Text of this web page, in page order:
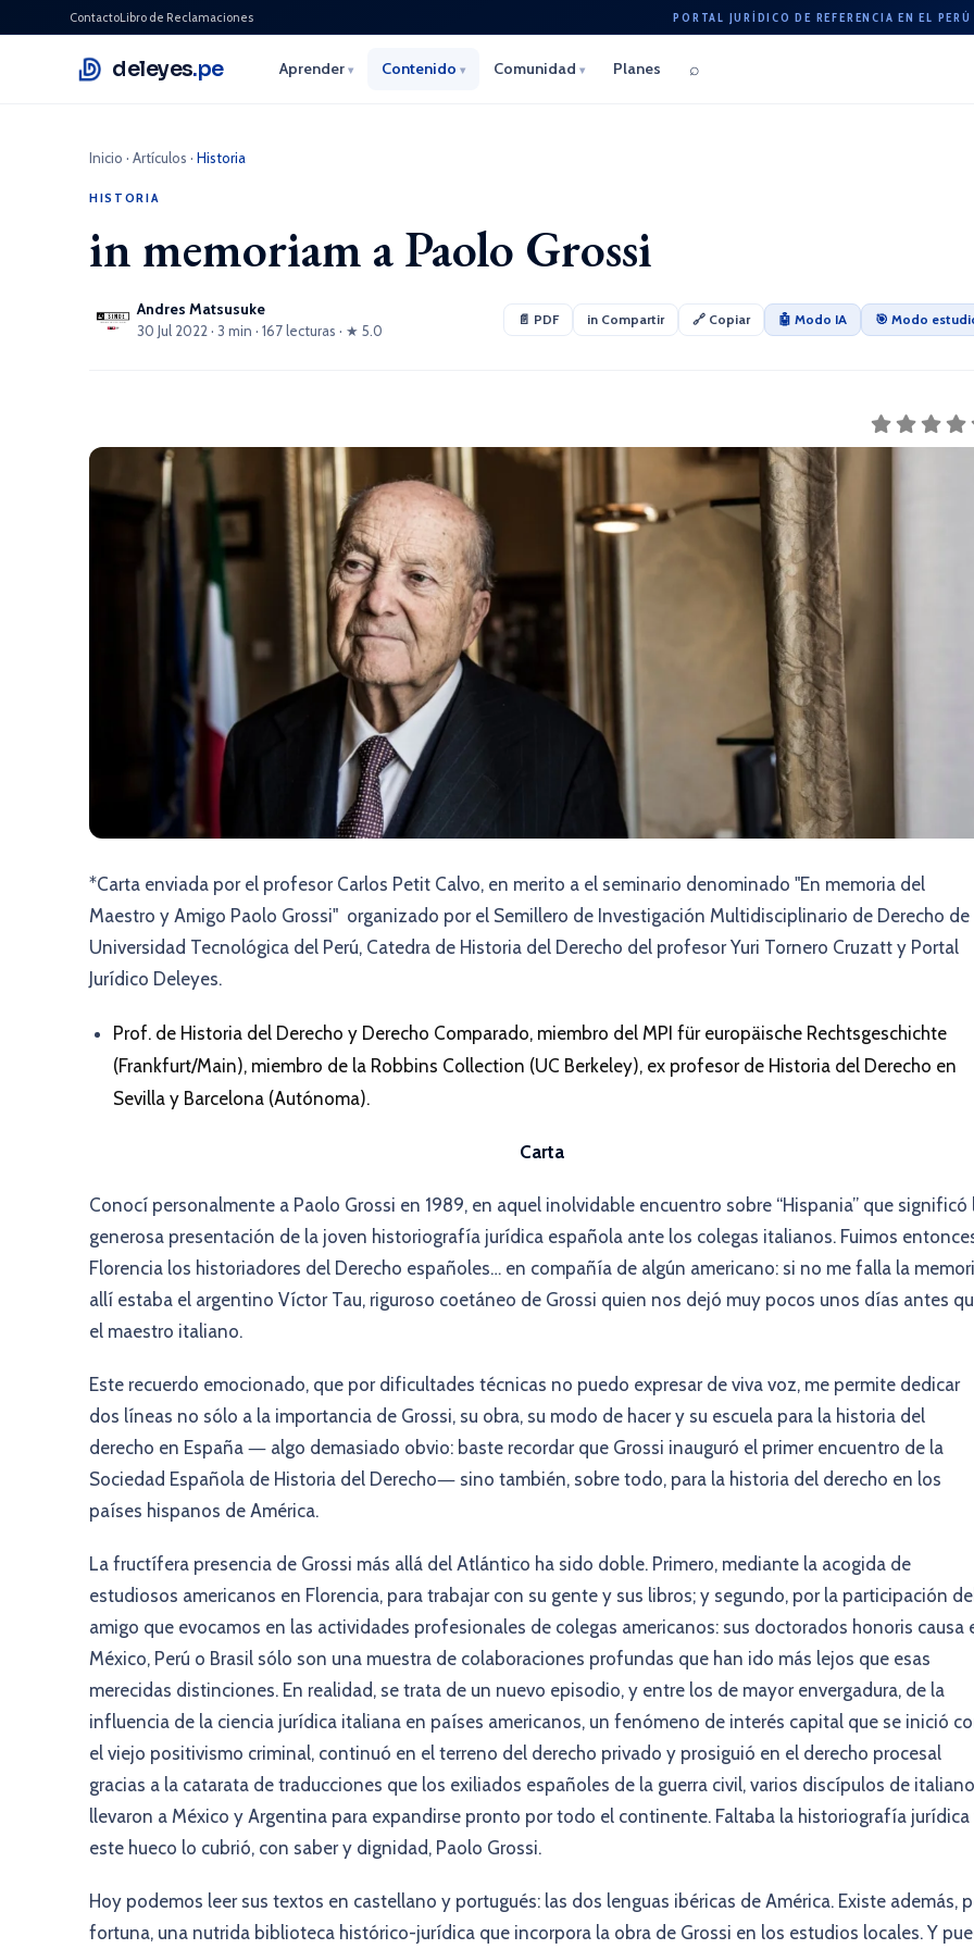
ContactoLibro de Reclamaciones PORTAL JURÍDICO DE REFERENCIA EN EL PERÚ
deleyes.pe Aprender ▾ Contenido ▾ Comunidad ▾ Planes ⌕
Inicio · Artículos · Historia
HISTORIA
in memoriam a Paolo Grossi
Andres Matsusuke
30 Jul 2022 · 3 min · 167 lecturas · ★ 5.0
📄 PDF in Compartir 🔗 Copiar 🤖 Modo IA 🎯 Modo
*Carta enviada por el profesor Carlos Petit Calvo, en merito a el seminario denominado "En memoria del
Maestro y Amigo Paolo Grossi" organizado por el Semillero de Investigación Multidisciplinario de Derecho de
Universidad Tecnológica del Perú, Catedra de Historia del Derecho del profesor Yuri Tornero Cruzatt y Portal
Jurídico Deleyes.
Prof. de Historia del Derecho y Derecho Comparado, miembro del MPI für europäische Rechtsgeschichte
(Frankfurt/Main), miembro de la Robbins Collection (UC Berkeley), ex profesor de Historia del Derecho en
Sevilla y Barcelona (Autónoma).
Carta
Conocí personalmente a Paolo Grossi en 1989, en aquel inolvidable encuentro sobre “Hispania” que significó
generosa presentación de la joven historiografía jurídica española ante los colegas italianos. Fuimos
Florencia los historiadores del Derecho españoles… en compañía de algún americano: si no me falla la
allí estaba el argentino Víctor Tau, riguroso coetáneo de Grossi quien nos dejó muy pocos unos días antes
el maestro italiano.
Este recuerdo emocionado, que por dificultades técnicas no puedo expresar de viva voz, me permite dedicar
dos líneas no sólo a la importancia de Grossi, su obra, su modo de hacer y su escuela para la historia del
derecho en España ― algo demasiado obvio: baste recordar que Grossi inauguró el primer encuentro de la
Sociedad Española de Historia del Derecho― sino también, sobre todo, para la historia del derecho en los
países hispanos de América.
La fructífera presencia de Grossi más allá del Atlántico ha sido doble. Primero, mediante la acogida de
estudiosos americanos en Florencia, para trabajar con su gente y sus libros; y segundo, por la participación
amigo que evocamos en las actividades profesionales de colegas americanos: sus doctorados honoris causa
México, Perú o Brasil sólo son una muestra de colaboraciones profundas que han ido más lejos que esas
merecidas distinciones. En realidad, se trata de un nuevo episodio, y entre los de mayor envergadura, de la
influencia de la ciencia jurídica italiana en países americanos, un fenómeno de interés capital que se inició
el viejo positivismo criminal, continuó en el terreno del derecho privado y prosiguió en el derecho procesal
gracias a la catarata de traducciones que los exiliados españoles de la guerra civil, varios discípulos de
llevaron a México y Argentina para expandirse pronto por todo el continente. Faltaba la historiografía jurídica
este hueco lo cubrió, con saber y dignidad, Paolo Grossi.
Hoy podemos leer sus textos en castellano y portugués: las dos lenguas ibéricas de América. Existe además,
fortuna, una nutrida biblioteca histórico-jurídica que incorpora la obra de Grossi en los estudios locales. Y